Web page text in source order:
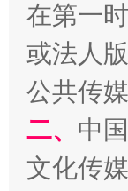
在第一
或法人
公共传
二、 中
文化传